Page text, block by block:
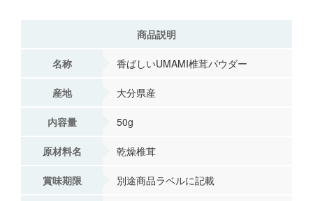
商品説明
名称 香ばしいUMAMI椎茸パウダー
産地 大分県産
内容量 50g
原材料名 乾燥椎茸
賞味期限 別途商品ラベルに記載